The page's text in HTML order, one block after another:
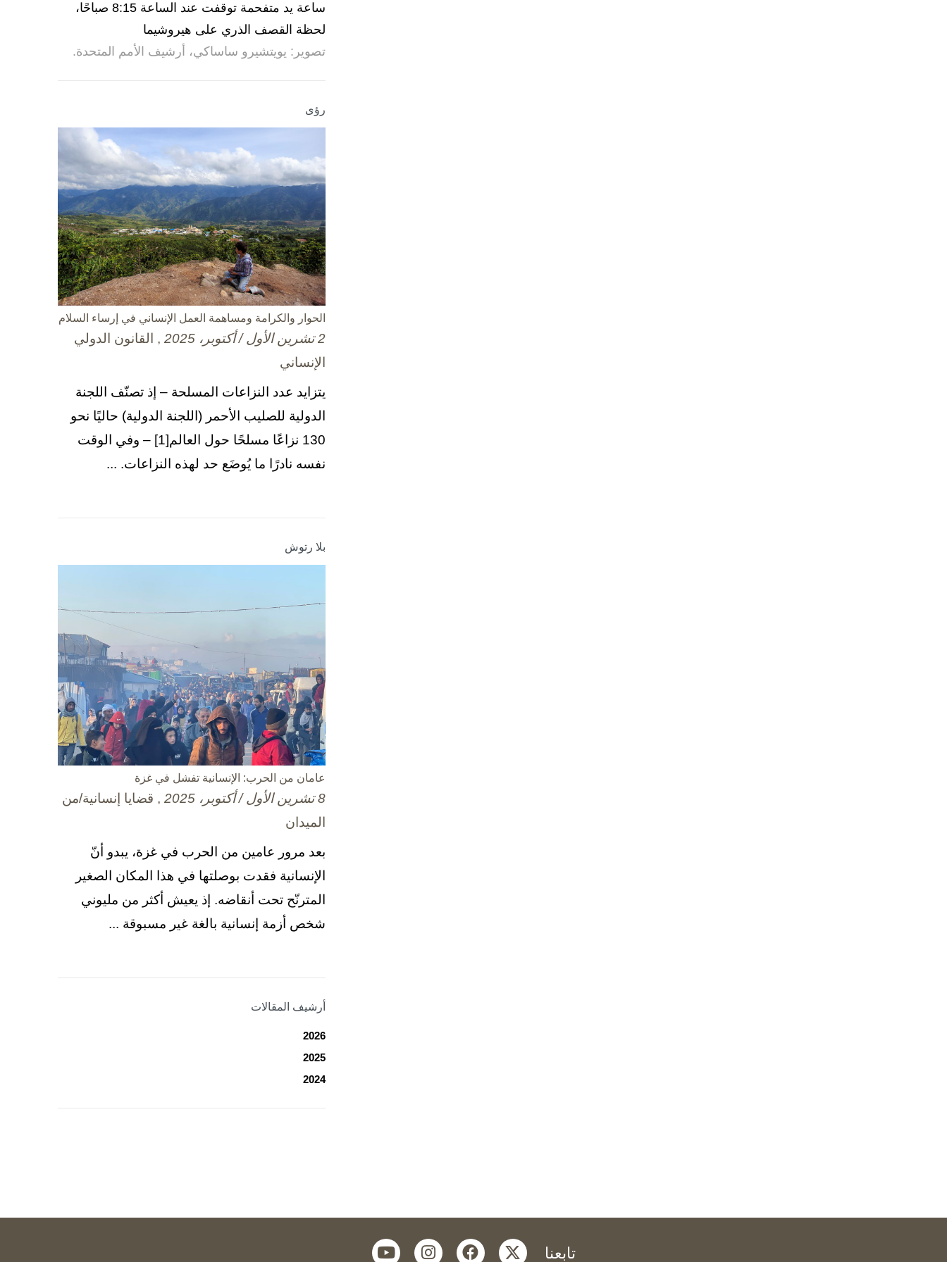
ساعة يد متفحمة توقفت عند الساعة 8:15 صباحًا،
لحظة القصف الذري على هيروشيما
تصوير: يويتشيرو ساساكي، أرشيف الأمم المتحدة.
رؤى
الحوار والكرامة ومساهمة العمل الإنساني في إرساء السلام
2 تشرين الأول / أكتوبر، 2025
, القانون الدولي
الإنساني
يتزايد عدد النزاعات المسلحة – إذ تصنّف اللجنة
الدولية للصليب الأحمر (اللجنة الدولية) حاليًا نحو
130 نزاعًا مسلحًا حول العالم[1] – وفي الوقت
نفسه نادرًا ما يُوضَع حد لهذه النزاعات. ...
بلا رتوش
عامان من الحرب: الإنسانية تفشل في غزة
8 تشرين الأول / أكتوبر، 2025
, قضايا إنسانية/من
الميدان
بعد مرور عامين من الحرب في غزة، يبدو أنّ
الإنسانية فقدت بوصلتها في هذا المكان الصغير
المترنّح تحت أنقاضه. إذ يعيش أكثر من مليوني
شخص أزمة إنسانية بالغة غير مسبوقة ...
أرشيف المقالات
2026
2025
2024
تابعنا twitter
facebook
instagram
youtube